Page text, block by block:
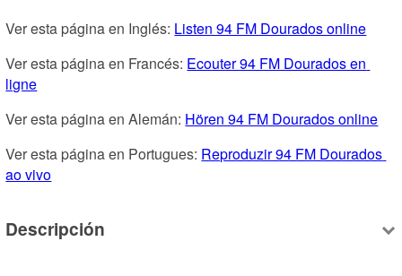
Ver esta página en Inglés: Listen 94 FM Dourados online
Ver esta página en Francés: Ecouter 94 FM Dourados en
ligne
Ver esta página en Alemán: Hören 94 FM Dourados online
Ver esta página en Portugues: Reproduzir 94 FM Dourados
ao vivo
Descripción